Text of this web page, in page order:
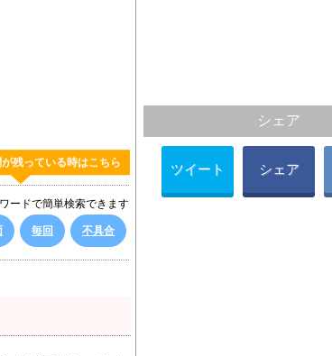
残っている時はこちら
ードで簡単検索できます
毎回 不具合
シェア
ツイート シェア